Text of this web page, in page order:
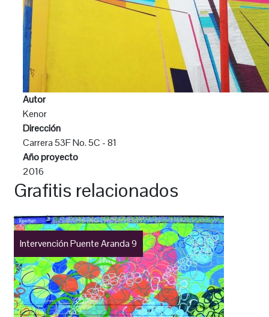
Autor
Kenor
Dirección
Carrera 53F No. 5C - 81
Año proyecto
2016
Grafitis relacionados
Intervención Puente Aranda 9